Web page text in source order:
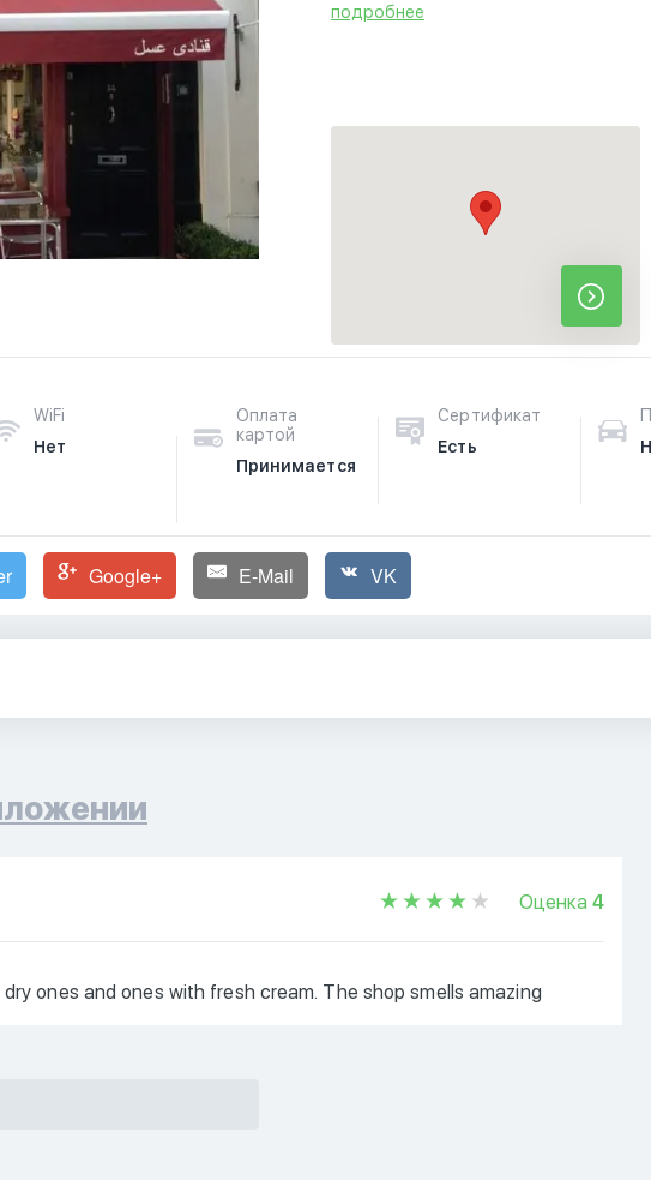
selection of Iranian sweets and
подробнее
WiFi
Нет
Оплата
картой
Принимается
Сертификат
Есть
Google+ E-Mail VK
Оценка 4
ones and ones with fresh cream. The shop smells amazing